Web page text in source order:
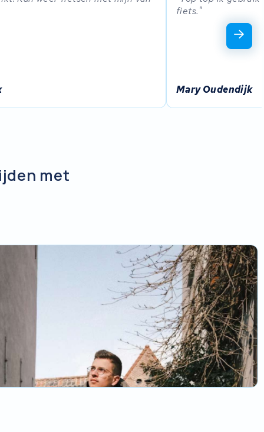
fiets.
Mary Oudendijk
met